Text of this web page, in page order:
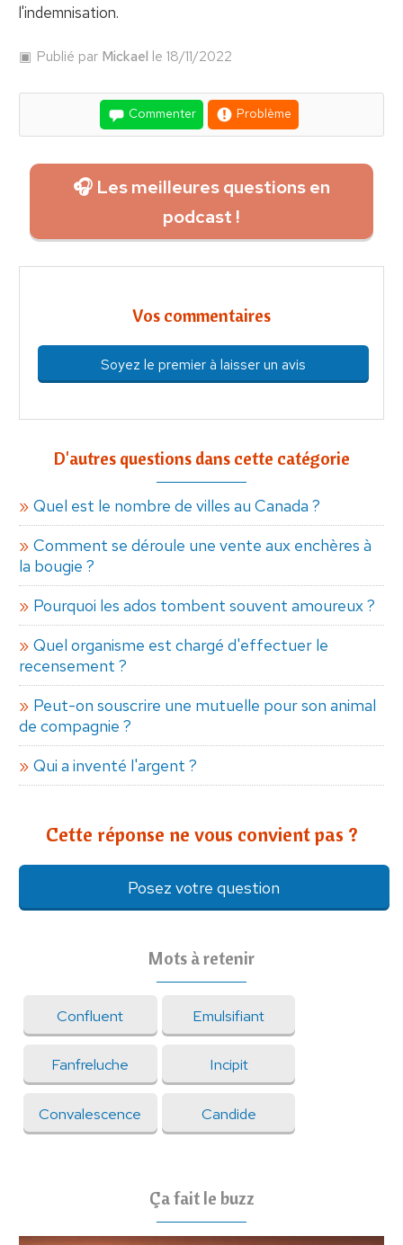
l'indemnisation.
Publié par Mickael le 18/11/2022
Commenter Problème
🎧 Les meilleures questions en
podcast !
Vos commentaires
Soyez le premier à laisser un avis
D'autres questions dans cette catégorie
Quel est le nombre de villes au Canada ?
Comment se déroule une vente aux enchères à
la bougie ?
Pourquoi les ados tombent souvent amoureux ?
Quel organisme est chargé d'effectuer le
recensement ?
Peut-on souscrire une mutuelle pour son animal
de compagnie ?
Qui a inventé l'argent ?
Cette réponse ne vous convient pas ?
Posez votre question
Mots à retenir
Confluent Emulsifiant
Fanfreluche Incipit
Convalescence Candide
Ça fait le buzz